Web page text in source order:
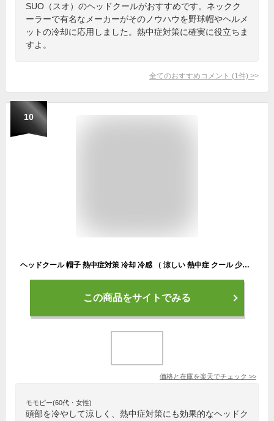
SUO（スオ）のヘッドクールがおすすめです。ネックク
ーラーで有名なメーカーがそのノウハウを野球帽やヘルメ
ットの冷却に応用しました。熱中症対策に確実に役立ちま
すよ。
全てのおすすめコメント (1 件) >
10
ヘッドクール 帽子 熱中症対策 冷却 冷感 （ 涼しい 熱中症 クール 少年野球 子供 キッズ スポーツ 野球 対策 ランニング 夏 暑さ対策 冷たい 外遊び 部活 ）
この商品をサイトでみる
価格と在庫を楽天でチェック >>
モモピー(60代・女性)
頭部を冷やして涼しく、熱中症対策にも効果的なヘッドク